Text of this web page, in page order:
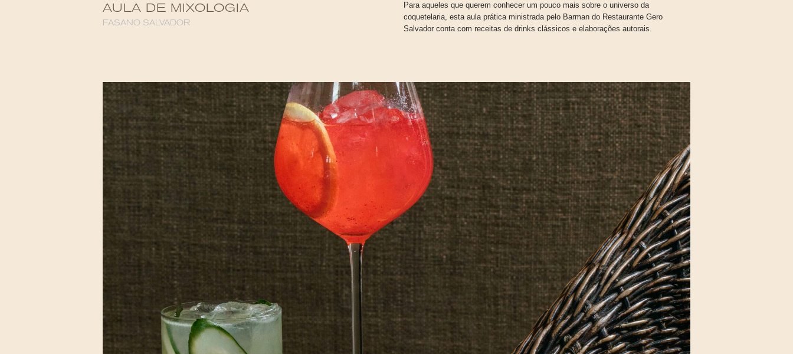
AULA DE MIXOLOGIA
FASANO SALVADOR
Para aqueles que querem conhecer um pouco mais sobre o universo da
coquetelaria, esta aula prática ministrada pelo Barman do Restaurante Gero
Salvador conta com receitas de drinks clássicos e elaborações autorais.